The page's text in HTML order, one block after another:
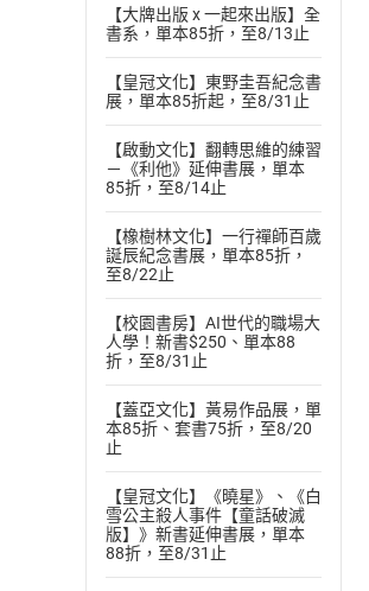
【大牌出版 x 一起來出版】全
書系，單本85折，至8/13止
【皇冠文化】東野圭吾紀念書
展，單本85折起，至8/31止
【啟動文化】翻轉思維的練習
－《利他》延伸書展，單本
85折，至8/14止
【橡樹林文化】一行禪師百歲
誕辰紀念書展，單本85折，
至8/22止
【校園書房】AI世代的職場大
人學！新書$250、單本88
折，至8/31止
【蓋亞文化】黃易作品展，單
本85折、套書75折，至8/20
止
【皇冠文化】《曉星》、《白
雪公主殺人事件【童話破滅
版】》新書延伸書展，單本
88折，至8/31止